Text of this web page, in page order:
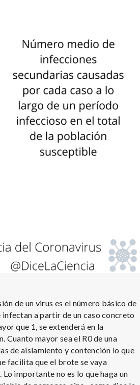
de un virus es el número básico de
infectan a partir de un caso concreto
que 1, se extenderá en la
mayor sea el R0 de una
de aislamiento y contención lo que
facilita que el brote se vaya
importante no es lo que haga un